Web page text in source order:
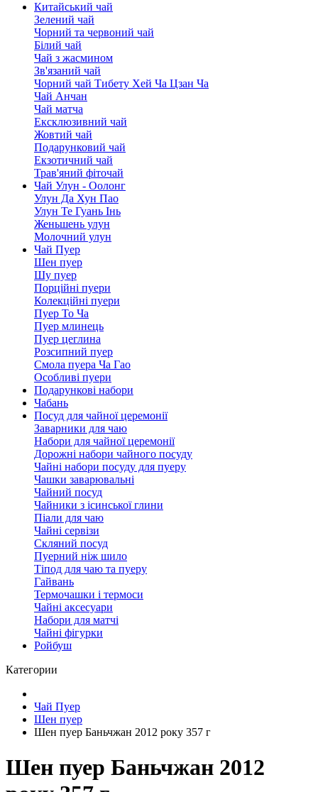
Китайський чай
Зелений чай
Чорний та червоний чай
Білий чай
Чай з жасмином
Зв'язаний чай
Чорний чай Тибету Хей Ча Цзан Ча
Чай Анчан
Чай матча
Ексклюзивний чай
Жовтий чай
Подарунковий чай
Екзотичний чай
Трав'яний фіточай
Чай Улун - Оолонг
Улун Да Хун Пао
Улун Те Гуань Інь
Женьшень улун
Молочний улун
Чай Пуер
Шен пуер
Шу пуер
Порційні пуери
Колекційні пуери
Пуер То Ча
Пуер млинець
Пуер цеглина
Розсипний пуер
Смола пуера Ча Гао
Особливі пуери
Подарункові набори
Чабань
Посуд для чайної церемонії
Заварники для чаю
Набори для чайної церемонії
Дорожні набори чайного посуду
Чайні набори посуду для пуеру
Чашки заварювальні
Чайний посуд
Чайники з ісинської глини
Піали для чаю
Чайні сервізи
Скляний посуд
Пуерний ніж шило
Тіпод для чаю та пуеру
Гайвань
Термочашки і термоси
Чайні аксесуари
Набори для матчі
Чайні фігурки
Ройбуш
Категории
Чай Пуер
Шен пуер
Шен пуер Баньчжан 2012 року 357 г
Шен пуер Баньчжан 2012